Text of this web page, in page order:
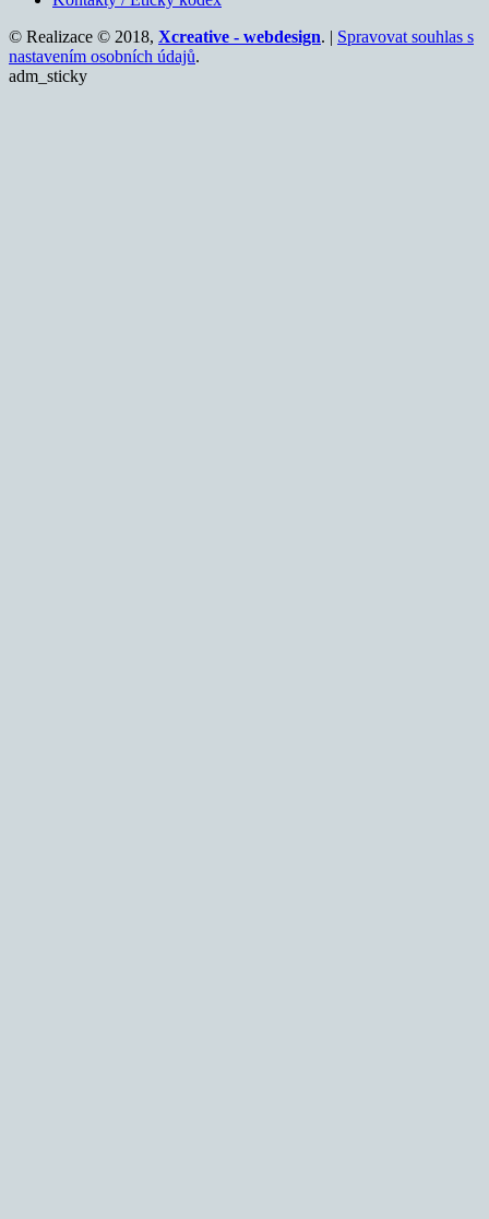
© Realizace © 2018, Xcreative - webdesign. | Spravovat souhlas s
nastavením osobních údajů.
adm_sticky